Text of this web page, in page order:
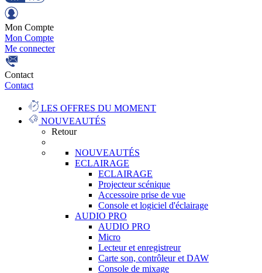
Mon Compte
Mon Compte
Me connecter
Contact
Contact
LES OFFRES DU MOMENT
NOUVEAUTÉS
Retour
NOUVEAUTÉS
ECLAIRAGE
ECLAIRAGE
Projecteur scénique
Accessoire prise de vue
Console et logiciel d'éclairage
AUDIO PRO
AUDIO PRO
Micro
Lecteur et enregistreur
Carte son, contrôleur et DAW
Console de mixage